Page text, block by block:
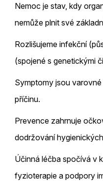
Nemoc je stav, kdy
nemůže plnit své
Rozlišujeme infekční
(spojené s genetickými
Symptomy jsou
příčinu.
Prevence zahrnuje
dodržování
Účinná léčba spočívá v
fyzioterapie a podpory